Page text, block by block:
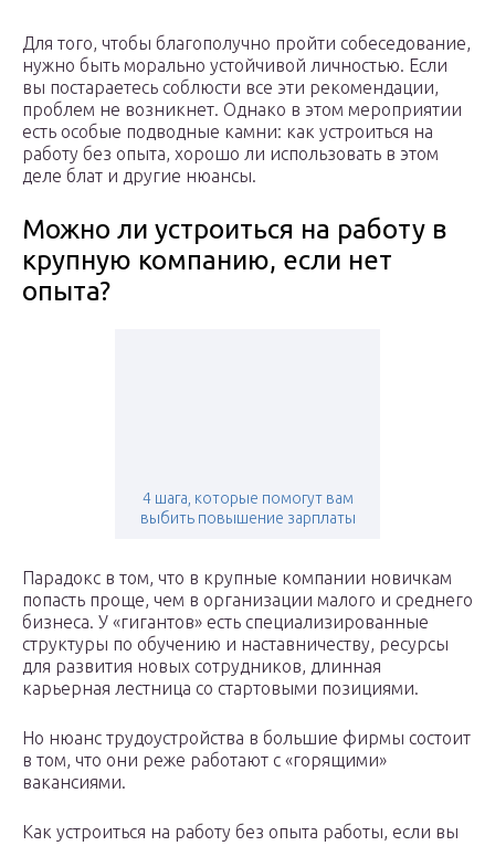
Для того, чтобы благополучно пройти собеседование,
нужно быть морально устойчивой личностью. Если
вы постараетесь соблюсти все эти рекомендации,
проблем не возникнет. Однако в этом мероприятии
есть особые подводные камни: как устроиться на
работу без опыта, хорошо ли использовать в этом
деле блат и другие нюансы.
Можно ли устроиться на работу в
крупную компанию, если нет
опыта?
4 шага, которые помогут вам
выбить повышение зарплаты
Парадокс в том, что в крупные компании новичкам
попасть проще, чем в организации малого и среднего
бизнеса. У «гигантов» есть специализированные
структуры по обучению и наставничеству, ресурсы
для развития новых сотрудников, длинная
карьерная лестница со стартовыми позициями.
Но нюанс трудоустройства в большие фирмы состоит
в том, что они реже работают с «горящими»
вакансиями.
Как устроиться на работу без опыта работы, если вы